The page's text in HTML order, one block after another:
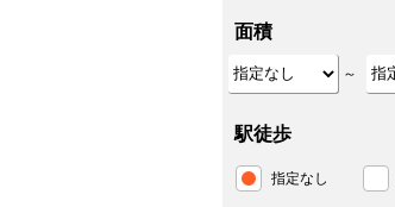
面積
～
駅徒歩
指定なし